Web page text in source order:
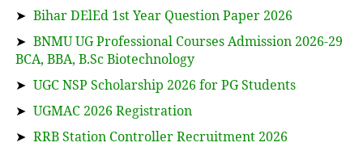
➤ Bihar DElEd 1st Year Question Paper 2026
➤ BNMU UG Professional Courses Admission 2026-29
BCA, BBA, B.Sc Biotechnology
➤ UGC NSP Scholarship 2026 for PG Students
➤ UGMAC 2026 Registration
➤ RRB Station Controller Recruitment 2026